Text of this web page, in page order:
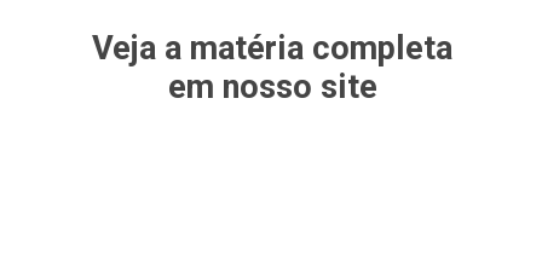
Veja a matéria completa
em nosso site